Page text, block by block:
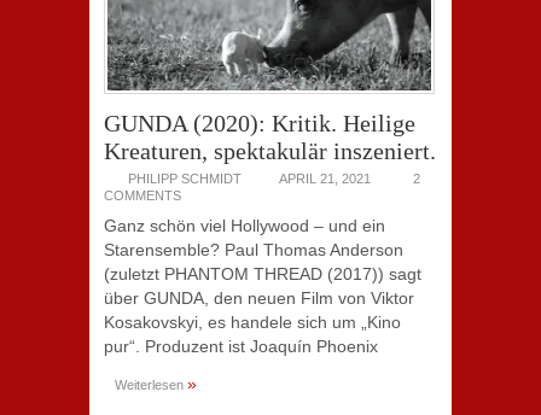
GUNDA (2020): Kritik. Heilige
Kreaturen, spektakulär inszeniert.
PHILIPP SCHMIDT APRIL 21, 2021
2
COMMENTS
Ganz schön viel Hollywood – und ein
Starensemble? Paul Thomas Anderson
(zuletzt PHANTOM THREAD (2017)) sagt
über GUNDA, den neuen Film von Viktor
Kosakovskyi, es handele sich um „Kino
pur“. Produzent ist Joaquín Phoenix
Weiterlesen »